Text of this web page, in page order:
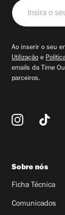
Insira
o
seu
Ao inserir o seu
Utilização e
emails da Time
parceiros.
Sobre nós
Ficha Técnica
Comunicados